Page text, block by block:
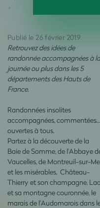
Publié le 26 février 2019
Retrouvez des idées de
randonnée accompagnées à la
journée ou plus dans les 5
départements des Hauts de
France.
Randonnées insolites
accompagnées, commentées...
ouvertes à tous.
Partez à la découverte de la
Baie de Somme, de l'Abbaye
Vaucelles, de Montreuil-sur-
et les misérables, Château-
Thierry et son champagne,
et sa montagne couronnée, le
marais de l'Audomarois dans